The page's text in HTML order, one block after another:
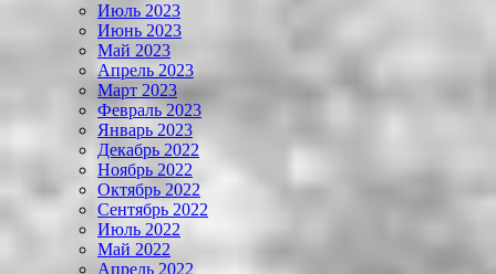
Июль 2023
Июнь 2023
Май 2023
Апрель 2023
Март 2023
Февраль 2023
Январь 2023
Декабрь 2022
Ноябрь 2022
Октябрь 2022
Сентябрь 2022
Июль 2022
Май 2022
Апрель 2022